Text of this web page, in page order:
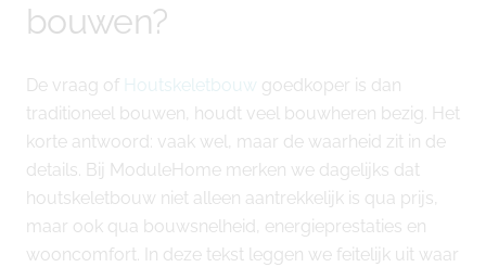
bouwen?
De vraag of Houtskeletbouw goedkoper is dan
traditioneel bouwen, houdt veel bouwheren bezig. Het
korte antwoord: vaak wel, maar de waarheid zit in de
details. Bij ModuleHome merken we dagelijks dat
houtskeletbouw niet alleen aantrekkelijk is qua prijs,
maar ook qua bouwsnelheid, energieprestaties en
wooncomfort. In deze tekst leggen we feitelijk uit waar